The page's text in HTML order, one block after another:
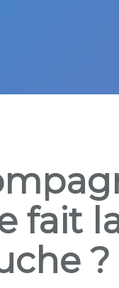
fait
?